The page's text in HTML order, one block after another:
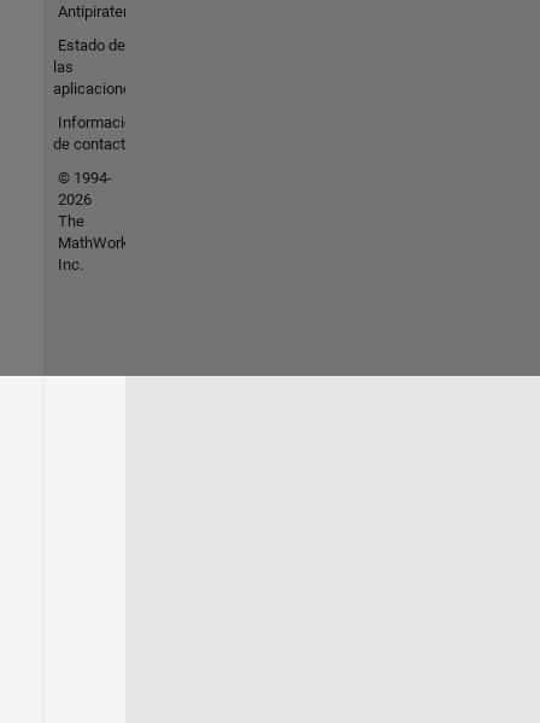
Antipiratería
Estado de
las
aplicaciones
Información
de contacto
© 1994-
2026
The
MathWorks,
Inc.